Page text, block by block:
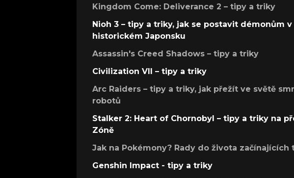
Kingdom Come: Deliverance 2 – tipy a triky
Nioh 3 – tipy a triky, jak se postavit démonům v
historickém Japonsku
Assassin's Creed Shadows – tipy a triky
Civilization VII – tipy a triky
Arc Raiders – tipy a triky, jak přežít ve světě
robotů
Stalker 2: Heart of Chornobyl – tipy a triky na
Zóně
Jak na Pokémony? Rady do života začínajících
Genshin Impact - tipy a triky